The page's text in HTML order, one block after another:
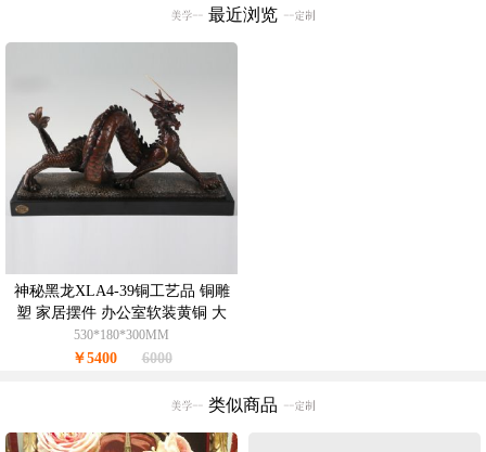
最近浏览
神秘黑龙XLA4-39铜工艺品 铜雕
塑 家居摆件 办公室软装黄铜 大
理石6KG
530*180*300MM
￥5400 6000
类似商品